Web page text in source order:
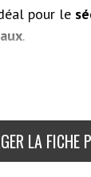
pour le
.
d'air
le
LA FICHE